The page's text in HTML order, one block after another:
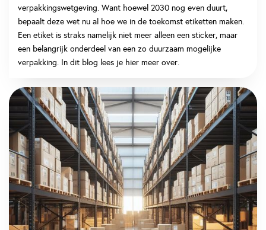
verpakkingswetgeving. Want hoewel 2030 nog even duurt,
bepaalt deze wet nu al hoe we in de toekomst etiketten maken.
Een etiket is straks namelijk niet meer alleen een sticker, maar
een belangrijk onderdeel van een zo duurzaam mogelijke
verpakking. In dit blog lees je hier meer over.